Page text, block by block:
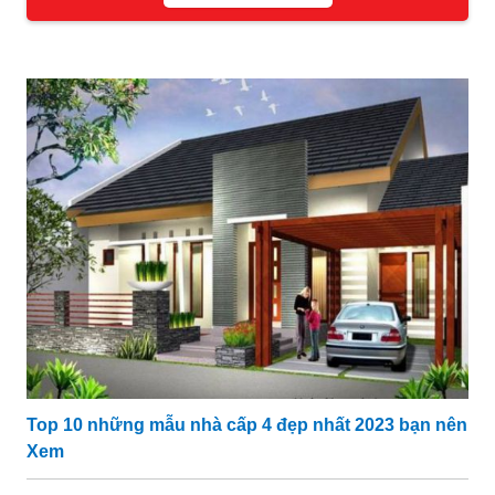
Top 10 những mẫu nhà cấp 4 đẹp nhất 2023 bạn nên
Xem